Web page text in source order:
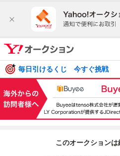
毎日引けるくじ 今すぐ挑戦
このオークション